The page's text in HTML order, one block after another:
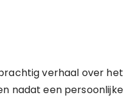
verhaal over het
nadat een persoonlijke